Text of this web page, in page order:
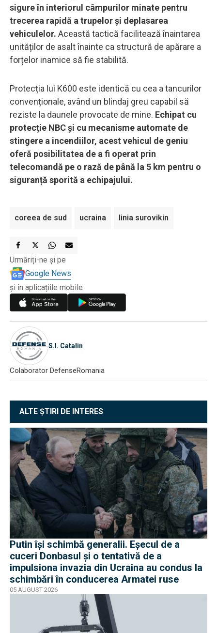
sigure în interiorul câmpurilor minate pentru
trecerea rapidă a trupelor și deplasarea
vehiculelor. Această tactică facilitează înaintarea
unităților de asalt înainte ca structură de apărare a
forțelor inamice să fie stabilită.
Protecția lui K600 este identică cu cea a tancurilor
convenționale, având un blindaj greu capabil să
reziste la daunele provocate de mine. Echipat cu
protecție NBC și cu mecanisme automate de
stingere a incendiilor, acest vehicul de geniu
oferă posibilitatea de a fi operat prin
telecomandă pe o rază de până la 5 km pentru o
siguranță sporită a echipajului.
coreea de sud ucraina linia surovikin
Urmăriți-ne și pe
Google News
și în aplicațiile mobile
S.I. Catalin
Colaborator DefenseRomania
ALTE ȘTIRI DE INTERES
Putin își schimbă generalii. Eșecul de a
cuceri Donbasul și o tentativă de a
impulsiona invazia din Ucraina au condus la
schimbări în conducerea Armatei ruse
05 AUGUST 2026